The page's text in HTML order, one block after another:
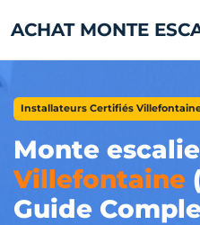
ACHAT MONTE
Installateurs Certifiés
Monte
Villefontaine
Guide